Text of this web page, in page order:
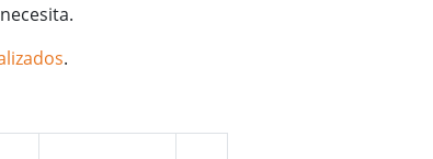
.